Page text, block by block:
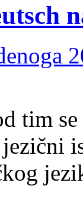
na
otoku
Krku
je
OŠ
tim